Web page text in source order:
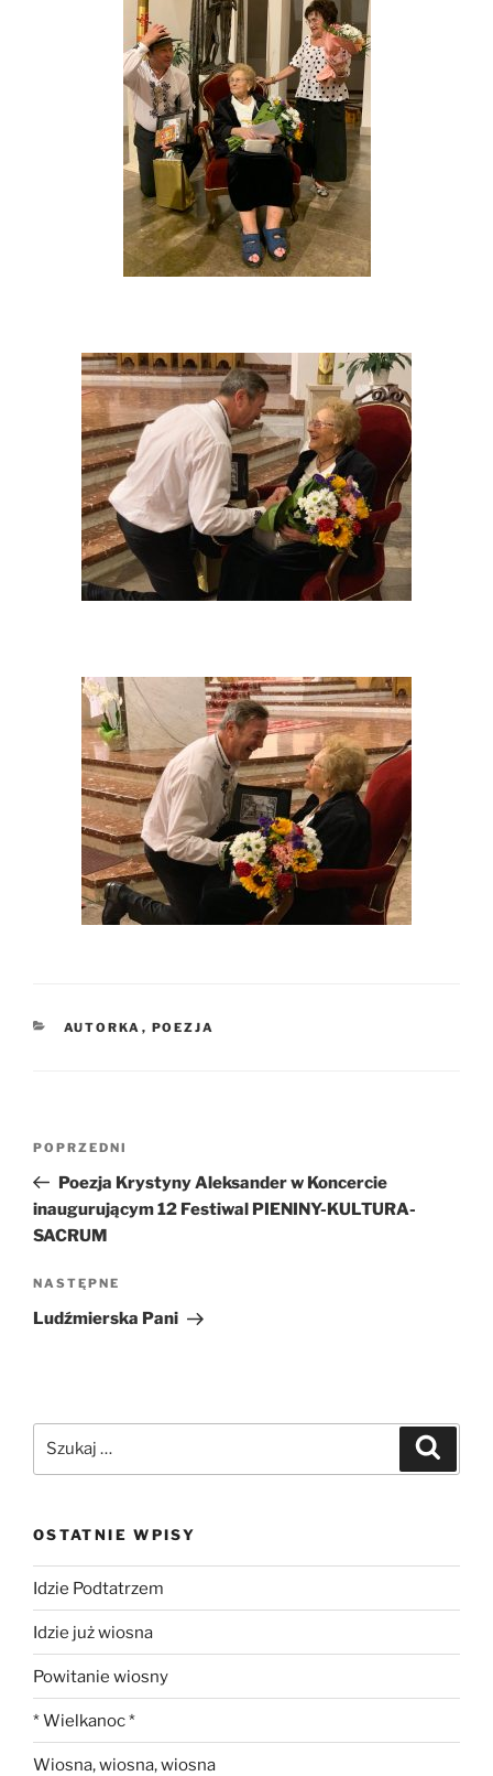
KATEGORIE
AUTORKA , POEZJA
Poprzedni
wpis
POPRZEDNI
Poezja Krystyny Aleksander w Koncercie
inaugurującym 12 Festiwal PIENINY-KULTURA-
SACRUM
Następny
wpis
NASTĘPNE
Ludźmierska Pani
OSTATNIE WPISY
Idzie Podtatrzem
Idzie już wiosna
Powitanie wiosny
* Wielkanoc *
Wiosna, wiosna, wiosna